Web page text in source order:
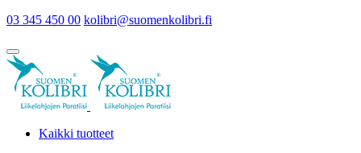
03 345 450 00 kolibri@suomenkolibri.fi
Kaikki tuotteet